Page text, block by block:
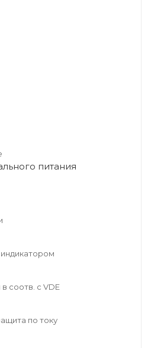
питания
соотв. с VDE
по току